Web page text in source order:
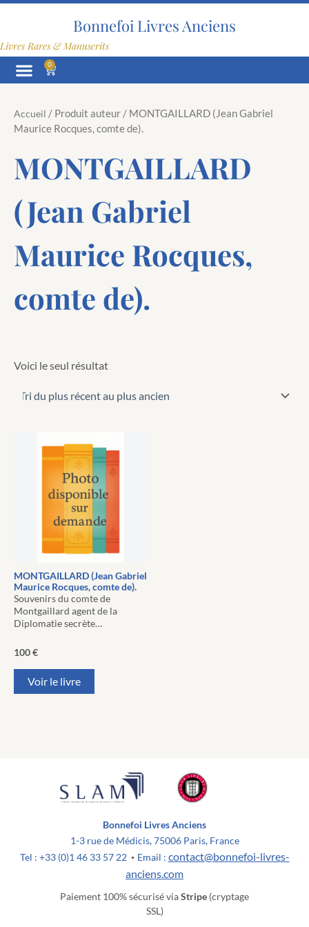
Aller
Bonnefoi Livres Anciens
Livres Rares & Manuscrits
0
Panier
Accueil / Produit auteur / MONTGAILLARD (Jean Gabriel
Maurice Rocques, comte de).
MONTGAILLARD
(Jean Gabriel
Maurice Rocques,
comte de).
Voici le seul résultat
MONTGAILLARD (Jean Gabriel
Maurice Rocques, comte de).
Souvenirs du comte de
Montgaillard agent de la
Diplomatie secrète…
100€
Voir le livre
Bonnefoi Livres Anciens
1-3 rue de Médicis, 75006 Paris, France
Tel : +33 (0)1 46 33 57 22 • Email : contact@bonnefoi-livres-
anciens.com
Paiement 100% sécurisé viaStripe (cryptage
SSL)